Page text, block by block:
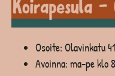
Osoite: Olavinkatu
Avoinna: ma-pe klo